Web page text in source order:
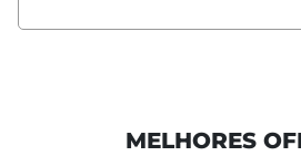
MELHORES